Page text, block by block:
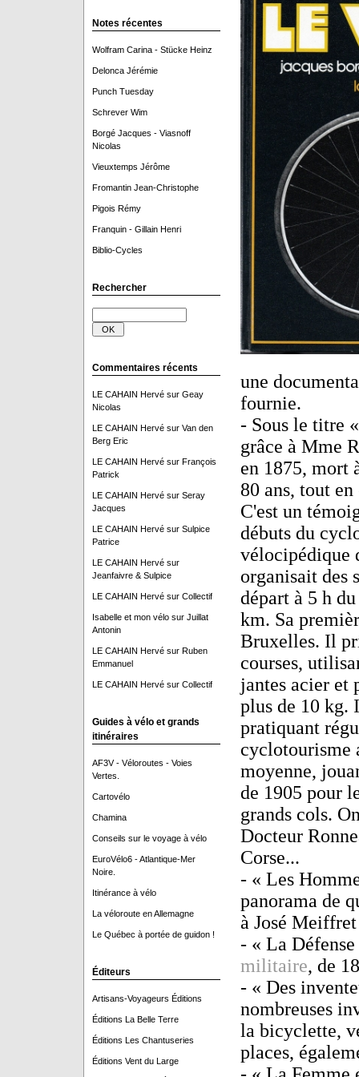
Notes récentes
Wolfram Carina - Stücke Heinz
Delonca Jérémie
Punch Tuesday
Schrever Wim
Borgé Jacques - Viasnoff
Nicolas
Vieuxtemps Jérôme
Fromantin Jean-Christophe
Pigois Rémy
Franquin - Gillain Henri
Biblio-Cycles
Rechercher
Commentaires récents
LE CAHAIN Hervésur Geay
Nicolas
LE CAHAIN Hervésur Van den
Berg Eric
LE CAHAIN Hervésur François
Patrick
LE CAHAIN Hervésur Seray
Jacques
LE CAHAIN Hervésur Sulpice
Patrice
LE CAHAIN Hervésur
Jeanfaivre & Sulpice
LE CAHAIN Hervésur Collectif
Isabelle et mon vélosur Juillat
Antonin
LE CAHAIN Hervésur Ruben
Emmanuel
LE CAHAIN Hervésur Collectif
Guides à vélo et grands
itinéraires
AF3V - Véloroutes - Voies
Vertes.
Cartovélo
Chamina
Conseils sur le voyage à vélo
EuroVélo6 - Atlantique-Mer
Noire.
Itinérance à vélo
La véloroute en Allemagne
Le Québec à portée de guidon !
Éditeurs
Artisans-Voyageurs Éditions
Éditions La Belle Terre
Éditions Les Chantuseries
Éditions Vent du Large
une
fournie.
- Sous le titre
grâce à Mme
en 1875, mort
80 ans, tout
C'est un
débuts du
vélocipédique
organisait des
départ à 5 h
km. Sa
Bruxelles. Il
courses,
jantes acier et
plus de 10 kg.
pratiquant
cyclotourisme
moyenne,
de 1905 pour
grands cols.
Docteur
Corse...
- « Les
panorama de
à José
- « La
militaire, de
- « Des
nombreuses
la bicyclette,
places,